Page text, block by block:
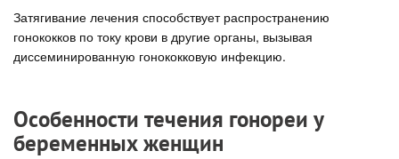
Затягивание лечения способствует распространению
гонококков по току крови в другие органы, вызывая
диссеминированную гонококковую инфекцию.
Особенности течения гонореи у
беременных женщин